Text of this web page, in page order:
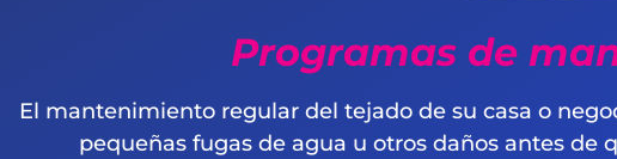
Programas de
El mantenimiento regular del tejado de su casa o
pequeñas fugas de agua u otros daños antes de